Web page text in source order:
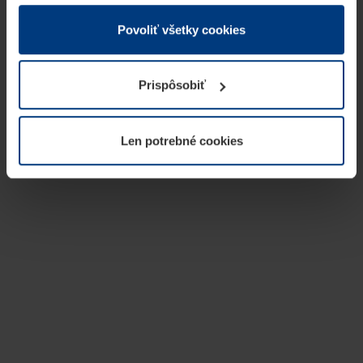
v rámci Vášho využívania služieb.
Z právneho hľadiska môžeme cookies ukladať na Vašom
prevádzku tejto stránky. Pre všetky ostatné typy cookie
potrebujeme Vaše povolenie. Vaše povolenie môžete
kedykoľvek zmeniť alebo odvolať vo vysvetlení cookie
našej webovej stránky.
Povoliť všetky cookies
Prispôsobiť
Len potrebné cookies